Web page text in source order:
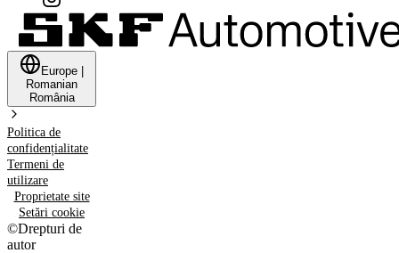
Europe
Romanian
România
Politica de
confidențialitate
Termeni de
utilizare
Proprietate site
Setări cookie
©Drepturi de
autor